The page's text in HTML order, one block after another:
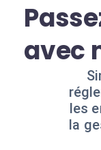
avec
les
la